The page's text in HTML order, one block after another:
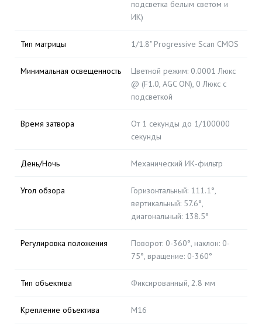
подсветка белым светом и
ИК)
Тип матрицы 1/1.8" Progressive Scan CMOS
Минимальная освещенность
Цветной режим: 0.0001 Люкс
@ (F1.0, AGC ON), 0 Люкс с
подсветкой
Время затвора
От 1 секунды до 1/100000
секунды
День/Ночь Механический ИК-фильтр
Угол обзора
Горизонтальный: 111.1°,
вертикальный: 57.6°,
диагональный: 138.5°
Регулировка положения
Поворот: 0-360°, наклон: 0-
75°, вращение: 0-360°
Тип объектива Фиксированный, 2.8 мм
Крепление объектива M16